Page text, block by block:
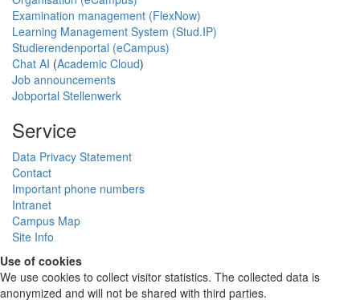
Examination management (FlexNow)
Learning Management System (Stud.IP)
Studierendenportal (eCampus)
Chat AI (Academic Cloud)
Job announcements
Jobportal Stellenwerk
Service
Data Privacy Statement
Contact
Important phone numbers
Intranet
Campus Map
Site Info
Use of cookies
We use cookies to collect visitor statistics. The collected data is
anonymized and will not be shared with third parties.